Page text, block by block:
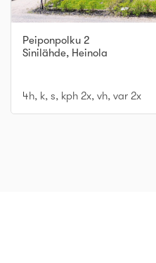
Peiponpolku 2
Sinilähde, Heinola
4h, k, s, kph 2x, vh, var 2x